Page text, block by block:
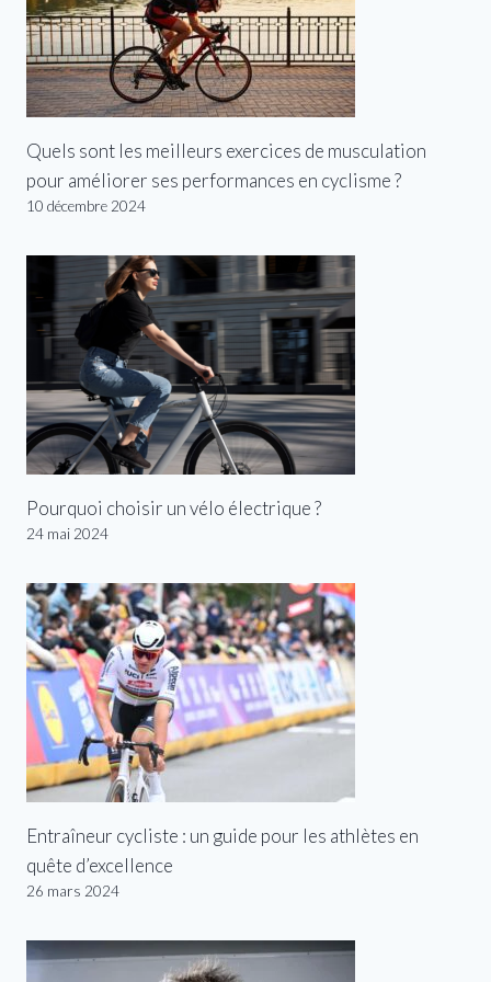
Quels sont les meilleurs exercices de musculation
pour améliorer ses performances en cyclisme ?
10 décembre 2024
Pourquoi choisir un vélo électrique ?
24 mai 2024
Entraîneur cycliste : un guide pour les athlètes en
quête d’excellence
26 mars 2024